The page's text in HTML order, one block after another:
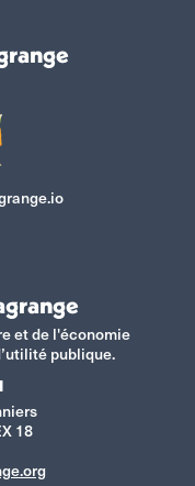
et de l'économie
publique.
18